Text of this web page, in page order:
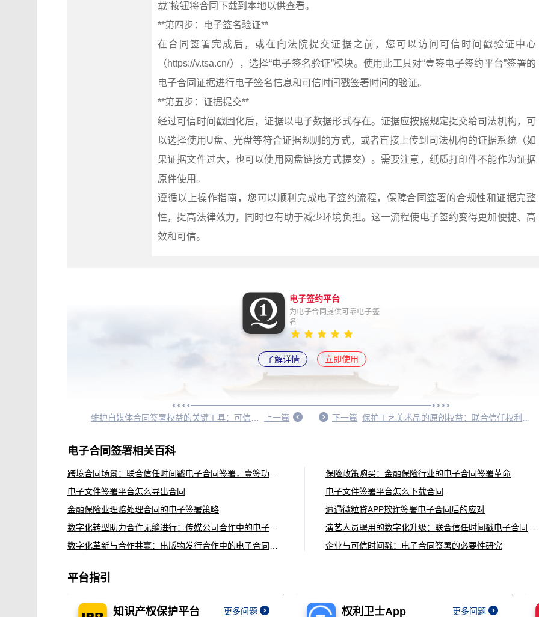
载”按钮将合同下载到本地以供查看。
**第四步：电子签名验证**
在合同签署完成后，或在向法院提交证据之前，您可以访问可信时间戳验证中心
（https://v.tsa.cn/），选择“电子签名验证”模块。使用此工具对“壹签电子签约平台”签署的
电子合同证据进行电子签名信息和可信时间戳签署时间的验证。
**第五步：证据提交**
经过可信时间戳固化后，证据以电子数据形式存在。证据应按照规定提交给司法机构，可
以选择使用U盘、光盘等符合证据规则的方式，或者直接上传到司法机构的证据系统（如
果证据文件过大，也可以使用网盘链接方式提交）。需要注意，纸质打印件不能作为证据
原件使用。
遵循以上操作指南，您可以顺利完成电子签约流程，保障合同签署的合规性和证据完整
性，提高法律效力，同时也有助于减少环境负担。这一流程使电子签约变得更加便捷、高
效和可信。
电子签约平台
为电子合同提供可靠电子签
名
了解详情 立即使用
上一篇 下一篇
电子合同签署相关百科
保险政策购买：金融保险行业的电子合同签署革命
电子文件签署平台怎么导出合同
电子文件签署平台怎么下载合同
金融保险业理赔处理合同的电子签署策略
遭遇微粒贷APP欺诈签署电子合同后的应对
企业与可信时间戳：电子合同签署的必要性研究
平台指引
知识产权保护平台 更多问题 权利卫士App 更多问题